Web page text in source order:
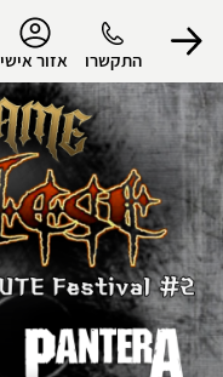
התקשרו אזור אישי